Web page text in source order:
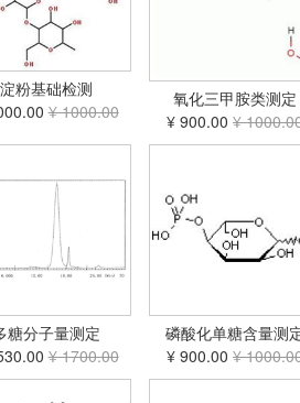
淀粉基础检测
¥ 1000.00
氧化三甲胺类测定
¥ 900.00¥
糖分子量测定
¥ 1700.00
磷酸化单糖含量测
¥ 900.00¥